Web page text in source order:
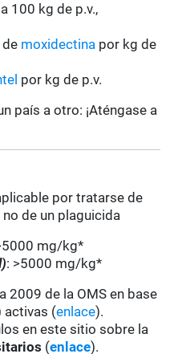
100 kg de p.v.,
moxidectina por kg de
por kg de p.v.
país a otro: ¡Aténgase a
por tratarse de
de un plaguicida
mg/kg*
: >5000 mg/kg*
2009 de la OMS en base
activas (enlace).
en este sitio sobre la
(enlace).